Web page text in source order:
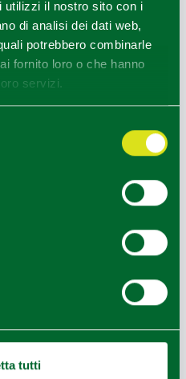
utilizzi il nostro sito con i
di analisi dei dati web,
potrebbero combinarle
fornito loro o che hanno
servizi.
tutti
salsesi e immerso in
ettari, il Golf Salsomag
per concedersi una p
di tranquillità, l(...)